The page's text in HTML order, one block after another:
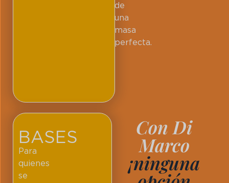
de
una
masa
perfecta.
Con Di
Marco
¡ninguna
BASES
Para
quienes
se